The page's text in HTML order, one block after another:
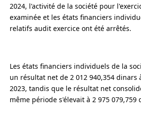
2024, l'activité de la société pour
examinée et les états financiers
relatifs audit exercice ont été arrêtés.
Les états financiers individuels de la
un résultat net de 2 012 940,354 dinars
2023, tandis que le résultat net
même période s'élevait à 2 975 079,759